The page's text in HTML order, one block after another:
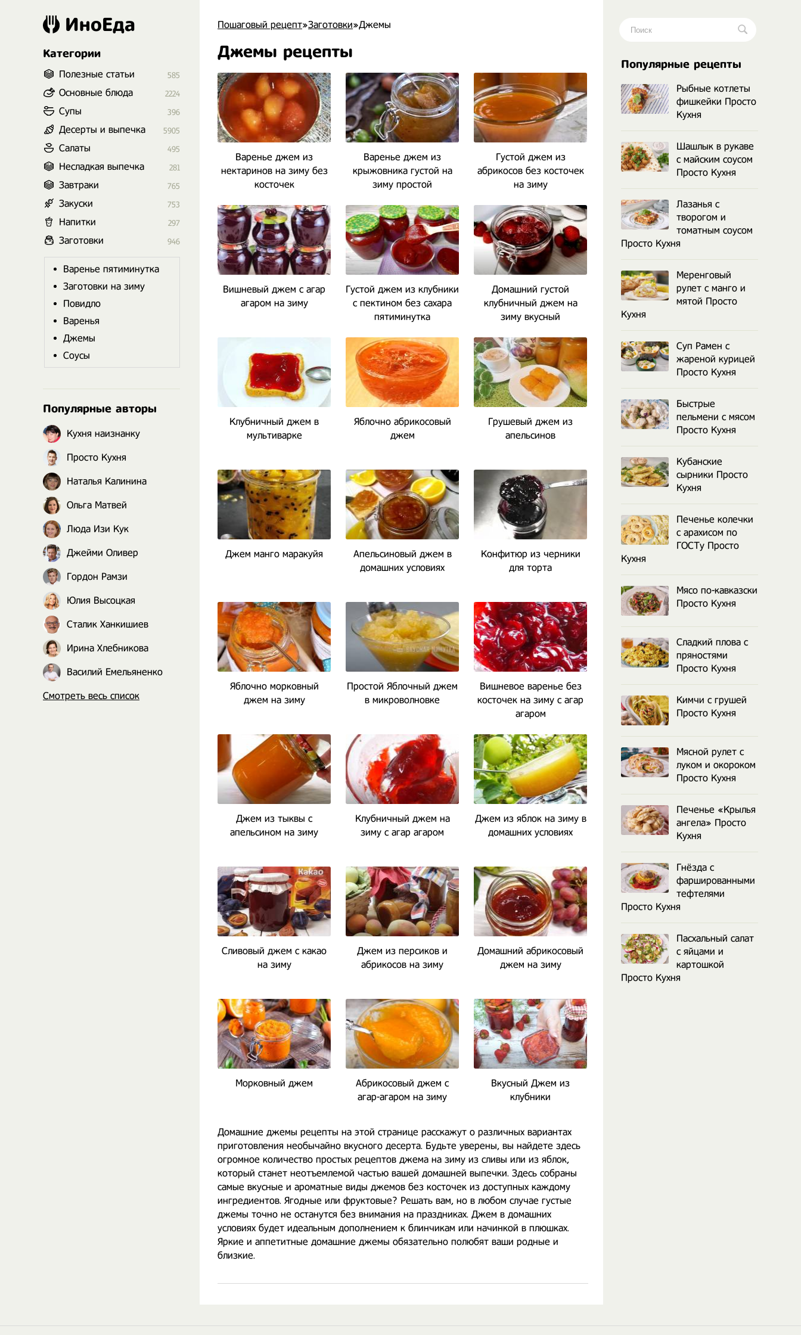
Пошаговый рецепт»Заготовки»Джемы
Джемы рецепты
Домашние джемы рецепты на этой странице расскажут о различных вариантах
приготовления необычайно вкусного десерта. Будьте уверены, вы найдете здесь
огромное количество простых рецептов джема на зиму из сливы или из яблок,
который станет неотъемлемой частью вашей домашней выпечки. Здесь собраны
самые вкусные и ароматные виды джемов без косточек из доступных каждому
ингредиентов. Ягодные или фруктовые? Решать вам, но в любом случае густые
джемы точно не останутся без внимания на праздниках. Джем в домашних
условиях будет идеальным дополнением к блинчикам или начинкой в плюшках.
Яркие и аппетитные домашние джемы обязательно полюбят ваши родные и
близкие.
Варенье джем из
нектаринов на зиму без
косточек
Варенье джем из
крыжовника густой на
зиму простой
Густой джем из
абрикосов без косточек
на зиму
Вишневый джем с агар
агаром на зиму
Густой джем из клубники
с пектином без сахара
пятиминутка
Домашний густой
клубничный джем на
зиму вкусный
Клубничный джем в
мультиварке
Яблочно абрикосовый
джем
Грушевый джем из
апельсинов
Джем манго маракуйя
Апельсиновый джем в
домашних условиях
Конфитюр из черники
для торта
Яблочно морковный
джем на зиму
Простой Яблочный джем
в микроволновке
Вишневое варенье без
косточек на зиму с агар
агаром
Джем из тыквы с
апельсином на зиму
Клубничный джем на
зиму с агар агаром
Джем из яблок на зиму в
домашних условиях
Сливовый джем с какао
на зиму
Джем из персиков и
абрикосов на зиму
Домашний абрикосовый
джем на зиму
Морковный джем
Абрикосовый джем с
агар-агаром на зиму
Вкусный Джем из
клубники
ИноЕда
Категории
Полезные статьи 585
Основные блюда 2224
Супы 396
Десерты и выпечка 5905
Салаты 495
Несладкая выпечка 281
Завтраки 765
Закуски 753
Напитки 297
Заготовки 946
Варенье пятиминутка
Заготовки на зиму
Повидло
Варенья
Джемы
Соусы
Популярные авторы
Кухня наизнанку
Просто Кухня
Наталья Калинина
Ольга Матвей
Люда Изи Кук
Джейми Оливер
Гордон Рамзи
Юлия Высоцкая
Сталик Ханкишиев
Ирина Хлебникова
Василий Емельяненко
Смотреть весь список
Популярные рецепты
Рыбные котлеты
фишкейки Просто
Кухня
Шашлык в рукаве
с майским соусом
Просто Кухня
Лазанья с
творогом и
томатным соусом
Просто Кухня
Меренговый
рулет с манго и
мятой Просто
Кухня
Суп Рамен с
жареной курицей
Просто Кухня
Быстрые
пельмени с мясом
Просто Кухня
Кубанские
сырники Просто
Кухня
Печенье колечки
с арахисом по
ГОСТу Просто
Кухня
Мясо по-кавказски
Просто Кухня
Сладкий плова с
пряностями
Просто Кухня
Кимчи с грушей
Просто Кухня
Мясной рулет с
луком и окороком
Просто Кухня
Печенье «Крылья
ангела» Просто
Кухня
Гнёзда с
фаршированными
тефтелями
Просто Кухня
Пасхальный салат
с яйцами и
картошкой
Просто Кухня